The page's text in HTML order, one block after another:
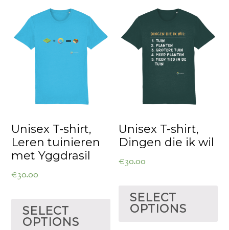
Unisex T-shirt,
Leren tuinieren
met Yggdrasil
€30.00
SELECT
OPTIONS
Unisex T-shirt,
Dingen die ik wil
€30.00
SELECT
OPTIONS